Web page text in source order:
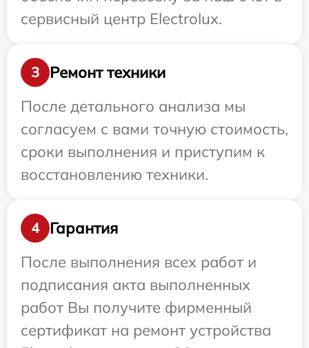
сервисный центр Electrolux.
3
Ремонт техники
После детального анализа мы
согласуем с вами точную стоимость,
сроки выполнения и приступим к
восстановлению техники.
4
Гарантия
После выполнения всех работ и
подписания акта выполненных
работ Вы получите фирменный
сертификат на ремонт устройства